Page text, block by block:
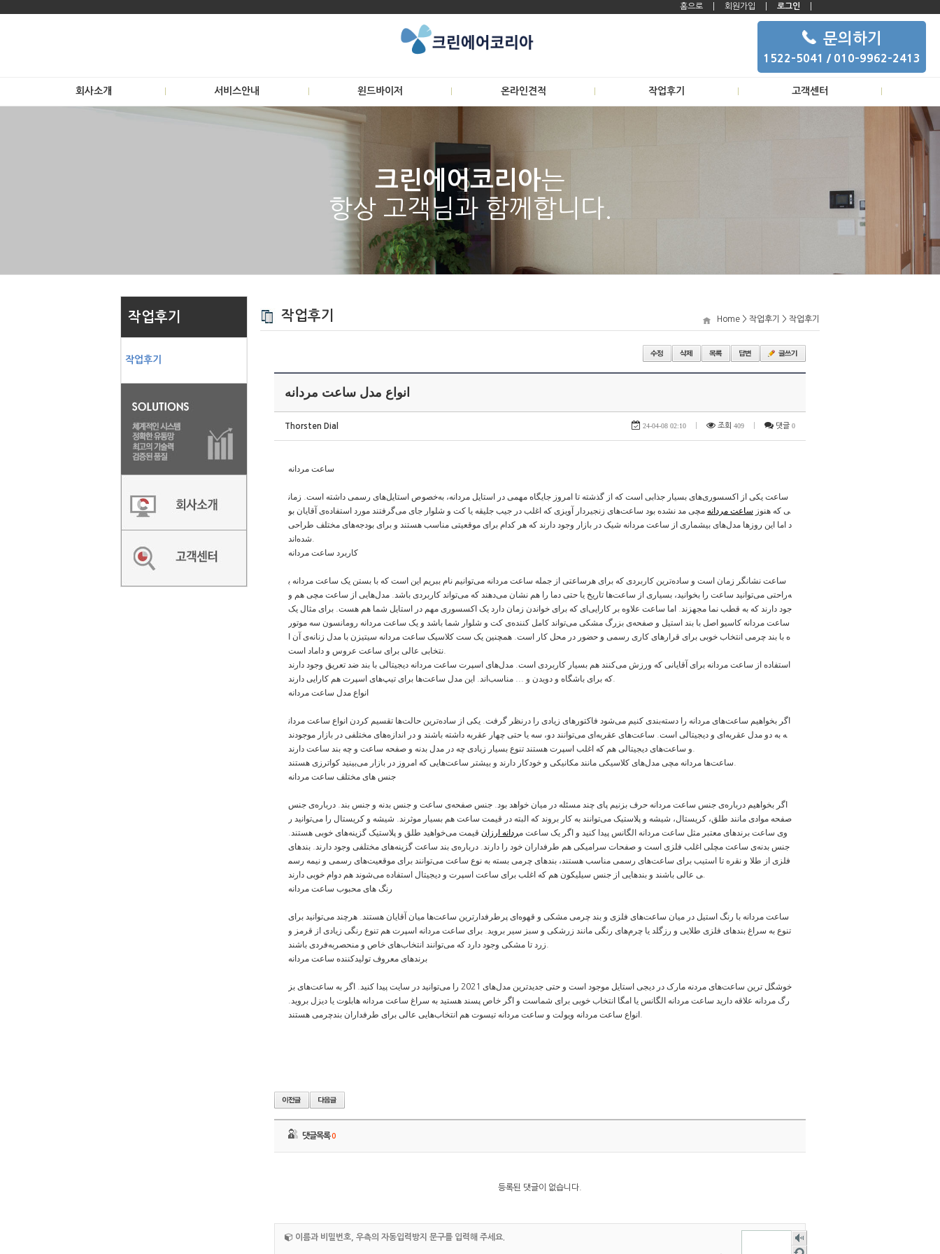
홈으로 회원가입 로그인
문의하기
1522-5041 / 010-9962-2413
회사소개 서비스안내 윈드바이저 온라인견적 작업후기 고객센터
크린에어코리아는
항상 고객님과 함께합니다.
작업후기
작업후기
작업후기 Home > 작업후기 > 작업후기
انواع مدل ساعت مردانه
Thorsten Dial 24-04-08 02:10 조회 409 댓글 0
ساعت مردانه
ساعت یکی از اکسسوری‌های بسیار جذابی است که از گذشته تا امروز جایگاه مهمی در استایل مردانه، به‌خصوص استایل‌های رسمی داشته‌ است. زمان
ی که هنوز ساعت مردانه مچی مد نشده‌ بود ساعت‌های زنجیردار آویزی که اغلب در جیب جلیقه یا کت و شلوار جای می‌گرفتند مورد استفاده‌ی آقایان بو
د اما این روزها مدل‌های بیشماری از ساعت مردانه شیک در بازار وجود دارند که هر کدام برای موقعیتی مناسب هستند و برای بودجه‌های مختلف طراحی
کاربرد ساعت مردانه
ساعت نشانگر زمان است و ساده‌ترین کاربردی که برای هرساعتی از جمله ساعت مردانه می‌توانیم نام ببریم این است که با بستن یک ساعت مردانه ب
ه‌راحتی می‌توانید ساعت را بخوانید، بسیاری از ساعت‌ها تاریخ یا حتی دما را هم نشان می‌دهند که می‌تواند کاربردی باشد. مدل‌هایی از ساعت مچی هم و
جود دارند که به قطب نما مجهزند. اما ساعت علاوه بر کارایی‌ای که برای خواندن زمان دارد یک اکسسوری مهم در استایل شما هم هست. برای مثال یک
ساعت مردانه کاسیو اصل‌ با بند استیل و صفحه‌ی بزرگ مشکی می‌تواند کامل کننده‌ی کت و شلوار شما باشد و یک ساعت مردانه رومانسون سه موتور
ه با بند چرمی انتخاب خوبی برای قرارهای کاری رسمی و حضور در محل کار است. همچنین یک ست کلاسیک ساعت مردانه سیتیزن با مدل زنانه‌ی آن ا
استفاده از ساعت مردانه برای آقایانی که ورزش می‌کنند هم بسیار کاربردی است. مدل‌های اسپرت ساعت مردانه دیجیتالی با بند ضد تعریق وجود دارند
انواع مدل ساعت مردانه
اگر بخواهیم ساعت‌های مردانه را دسته‌بندی کنیم می‌شود فاکتورهای زیادی را درنظر گرفت. یکی از ساده‌ترین حالت‌ها تقسیم کردن انواع ساعت مردان
ه به دو مدل عقربه‌ای و دیجیتالی است. ساعت‌های عقربه‌ای می‌توانند دو، سه یا حتی چهار عقربه داشته باشند و در اندازه‌های مختلفی در بازار موجودند
جنس های مختلف ساعت مردانه
اگر بخواهیم درباره‌ی جنس ساعت مردانه حرف بزنیم پای چند مسئله در میان خواهد بود. جنس صفحه‌ی ساعت و جنس بدنه و جنس بند. درباره‌ی جنس
صفحه موادی مانند طلق، کریستال، شیشه و پلاستیک می‌توانند به کار بروند که البته در قیمت ساعت هم بسیار موثرند. شیشه و کریستال را می‌توانید ر
وی ساعت برندهای معتبر مثل ساعت مردانه الگانس پیدا کنید و اگر یک ساعت مردانه ارزان قیمت می‌خواهید طلق و پلاستیک گزینه‌های خوبی هستند.
جنس بدنه‌ی ساعت مچلی اغلب فلزی است و صفحات سرامیکی هم طرفداران خود را دارند. درباره‌ی بند ساعت گزینه‌های مختلفی وجود دارند. بندهای
فلزی از طلا و نقره تا استیب برای ساعت‌های رسمی مناسب هستند، بندهای چرمی بسته به نوع ساعت می‌توانند برای موقعیت‌های رسمی و نیمه رسم
رنگ های محبوب ساعت مردانه
ساعت‌ مردانه با رنگ استیل در میان ساعت‌های فلزی و بند چرمی مشکی و قهوه‌ای پرطرفدارترین ساعت‌ها میان آقایان هستند. هرچند می‌توانید برای
تنوع به سراغ بندهای فلزی طلایی و رزگلد یا چرم‌های رنگی مانند زرشکی و سبز سیر بروید. برای ساعت مردانه اسپرت هم تنوع رنگی زیادی از قرمز و
برندهای معروف تولیدکننده ساعت مردانه
خوشگل ترین ساعت‌های مردنه مارک در دیجی استایل موجود است و حتی جدیدترین مدل‌های 2021 را می‌توانید در سایت پیدا کنید. اگر به ساعت‌های بز
رگ مردانه علاقه دارید ساعت مردانه الگانس یا امگا انتخاب خوبی برای شماست و اگر خاص پسند هستید به سراغ ساعت مردانه هابلوت یا دیزل بروید.
댓글목록0
등록된 댓글이 없습니다.
이름과 비밀번호, 우측의 자동입력방지 문구를 입력해 주세요.
숫자
음성
새로